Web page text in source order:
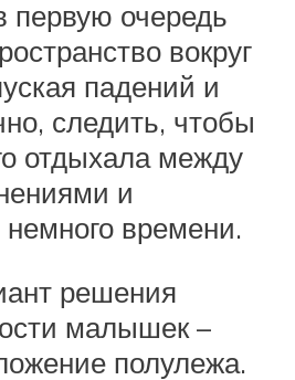
очередь
вокруг
падений и
следить, чтобы
отдыхала между
и
времени.
решения
малышек –
полулежа.